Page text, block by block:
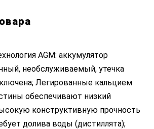
AGM: аккумулятор
необслуживаемый, утечка
Легированные кальцием
обеспечивают низкий
конструктивную прочность
долива воды (дистиллята);